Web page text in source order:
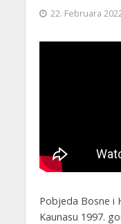
22. Februara
Pobjeda Bosne i
Kaunasu 1997.